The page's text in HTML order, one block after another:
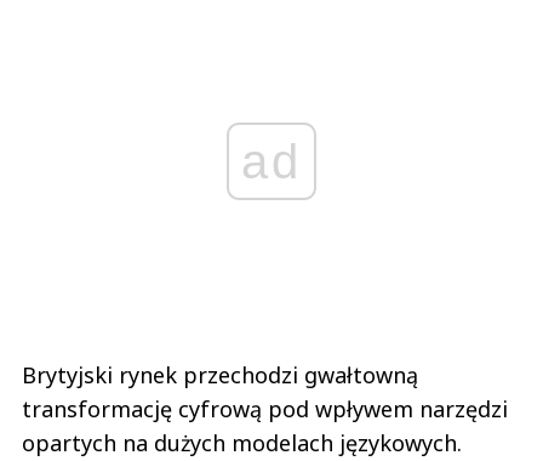
ad
Brytyjski rynek przechodzi gwałtowną
transformację cyfrową pod wpływem narzędzi
opartych na dużych modelach językowych.